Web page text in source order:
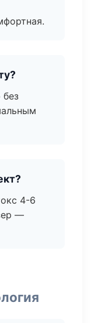
4-6
—